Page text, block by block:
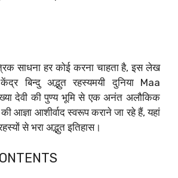
साधना हर कोई करना चाहता है, इस लेख
बिन्दु अद्भुत रहस्यमयी दुनिया Maa
देवी की पुण्य भूमि से एक अनंत अलौकिक
आज्ञा आशीर्वाद स्वरूप कराने जा रहे हैं, यहां
से भरा अद्भुत इतिहास।